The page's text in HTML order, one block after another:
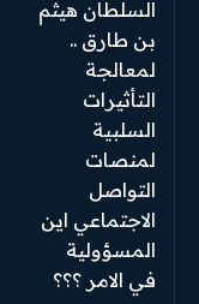
السلطان هيثم
بن طارق ..
لمعالجة
التأثيرات
السلبية
لمنصات
التواصل
الاجتماعي اين
المسؤولية
في الامر ؟؟؟